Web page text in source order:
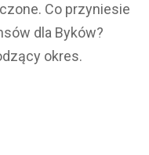
Co przyniesie
dla Byków?
okres.